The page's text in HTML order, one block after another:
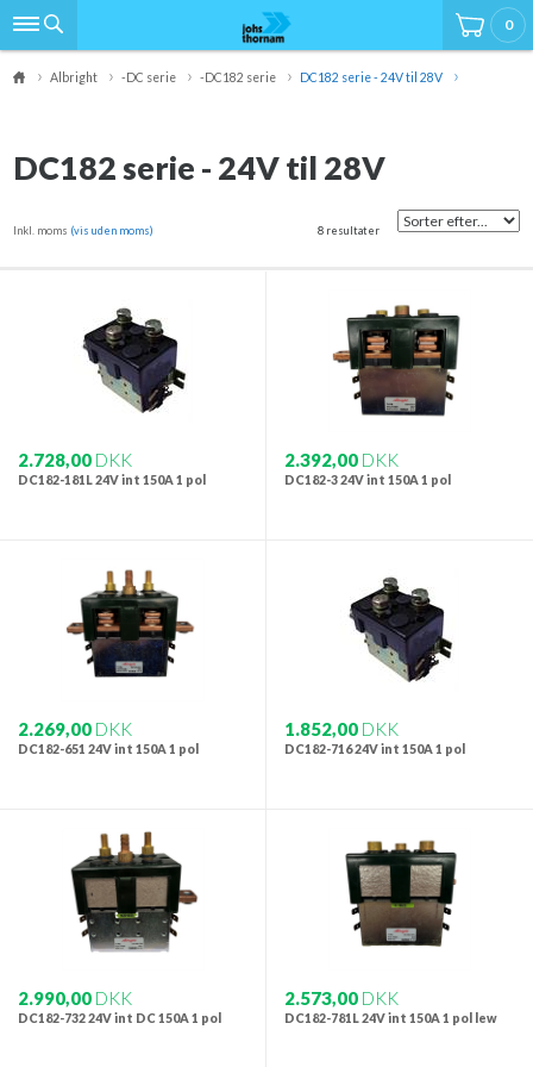
0
Albright -DC serie -DC182 serie DC182 serie - 24V til 28V
DC182 serie - 24V til 28V
8 resultater
Inkl. moms (vis uden moms)
2.728,00 DKK
DC182-181L 24V int 150A 1 pol
2.392,00 DKK
DC182-3 24V int 150A 1 pol
2.269,00 DKK
DC182-651 24V int 150A 1 pol
1.852,00 DKK
DC182-716 24V int 150A 1 pol
2.990,00 DKK
DC182-732 24V int DC 150A 1 pol
2.573,00 DKK
DC182-781L 24V int 150A 1 pol lew